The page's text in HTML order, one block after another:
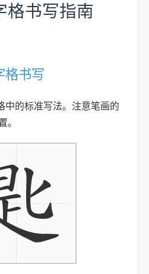
格书写指南
格书写
中的标准写法。注意笔画的
。